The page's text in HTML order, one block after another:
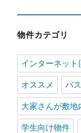
物件カテゴリ
インターネッ
オススメ バ
大家さんが敷地
学生向け物件